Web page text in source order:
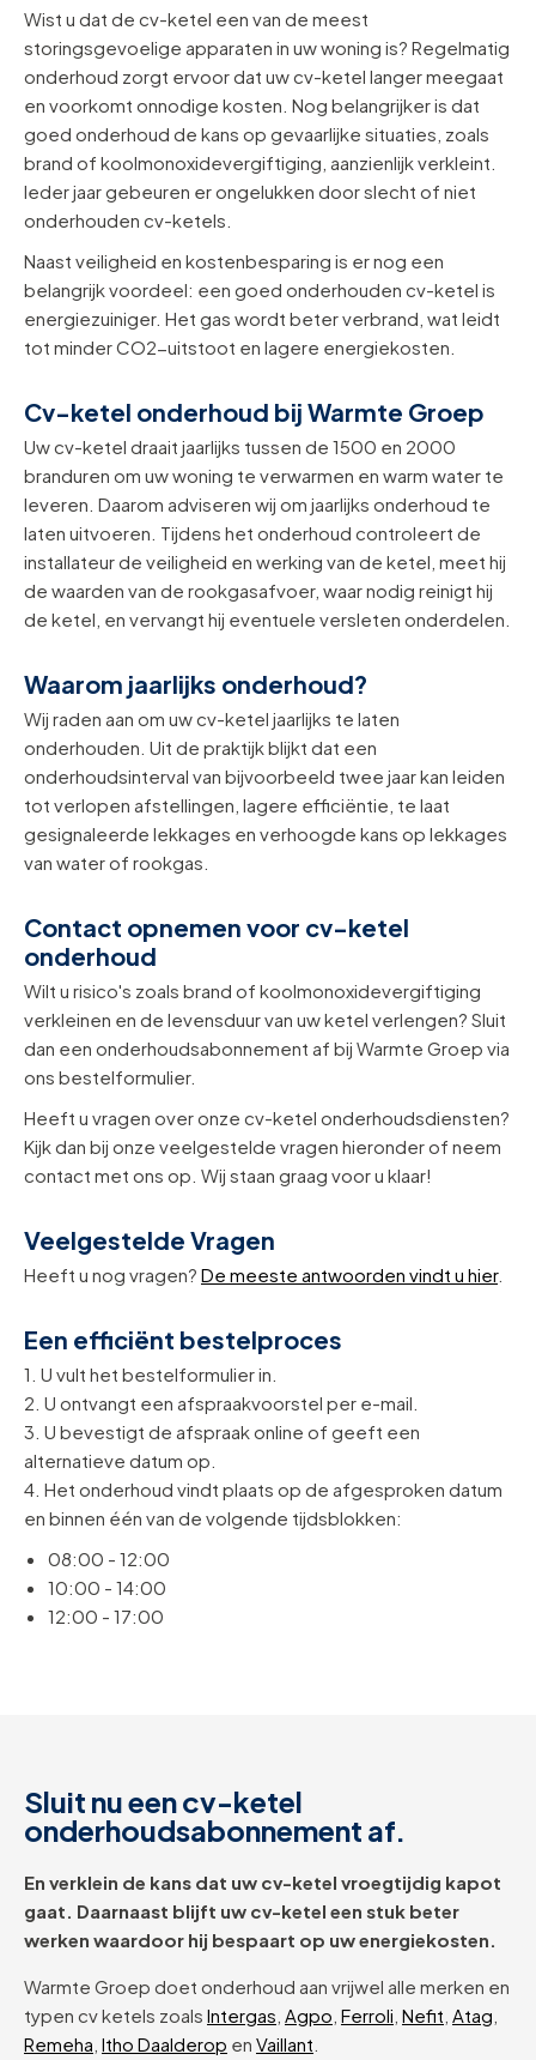
Wist u dat de cv-ketel een van de meest
storingsgevoelige apparaten in uw woning is? Regelmatig
onderhoud zorgt ervoor dat uw cv-ketel langer meegaat
en voorkomt onnodige kosten. Nog belangrijker is dat
goed onderhoud de kans op gevaarlijke situaties, zoals
brand of koolmonoxidevergiftiging, aanzienlijk verkleint.
Ieder jaar gebeuren er ongelukken door slecht of niet
onderhouden cv-ketels.
Naast veiligheid en kostenbesparing is er nog een
belangrijk voordeel: een goed onderhouden cv-ketel is
energiezuiniger. Het gas wordt beter verbrand, wat leidt
tot minder CO2-uitstoot en lagere energiekosten.
Cv-ketel onderhoud bij Warmte Groep
Uw cv-ketel draait jaarlijks tussen de 1500 en 2000
branduren om uw woning te verwarmen en warm water te
leveren. Daarom adviseren wij om jaarlijks onderhoud te
laten uitvoeren. Tijdens het onderhoud controleert de
installateur de veiligheid en werking van de ketel, meet hij
de waarden van de rookgasafvoer, waar nodig reinigt hij
de ketel, en vervangt hij eventuele versleten onderdelen.
Waarom jaarlijks onderhoud?
Wij raden aan om uw cv-ketel jaarlijks te laten
onderhouden. Uit de praktijk blijkt dat een
onderhoudsinterval van bijvoorbeeld twee jaar kan leiden
tot verlopen afstellingen, lagere efficiëntie, te laat
gesignaleerde lekkages en verhoogde kans op lekkages
van water of rookgas.
Contact opnemen voor cv-ketel
onderhoud
Wilt u risico's zoals brand of koolmonoxidevergiftiging
verkleinen en de levensduur van uw ketel verlengen? Sluit
dan een onderhoudsabonnement af bij Warmte Groep via
ons bestelformulier.
Heeft u vragen over onze cv-ketel onderhoudsdiensten?
Kijk dan bij onze veelgestelde vragen hieronder of neem
contact met ons op. Wij staan graag voor u klaar!
Veelgestelde Vragen
Heeft u nog vragen? De meeste antwoorden vindt u hier.
Een efficiënt bestelproces
1. U vult het bestelformulier in.
2. U ontvangt een afspraakvoorstel per e-mail.
3. U bevestigt de afspraak online of geeft een
alternatieve datum op.
4. Het onderhoud vindt plaats op de afgesproken datum
en binnen één van de volgende tijdsblokken:
08:00 - 12:00
10:00 - 14:00
12:00 - 17:00
Sluit nu een cv-ketel
onderhoudsabonnement af.
En verklein de kans dat uw cv-ketel vroegtijdig kapot
gaat. Daarnaast blijft uw cv-ketel een stuk beter
werken waardoor hij bespaart op uw energiekosten.
Warmte Groep doet onderhoud aan vrijwel alle merken en
typen cv ketels zoals Intergas Agpo Ferroli Nefit Atag
Remeha Itho Daalderop en Vaillant